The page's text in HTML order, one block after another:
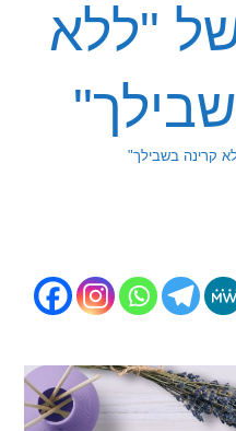
"ללא